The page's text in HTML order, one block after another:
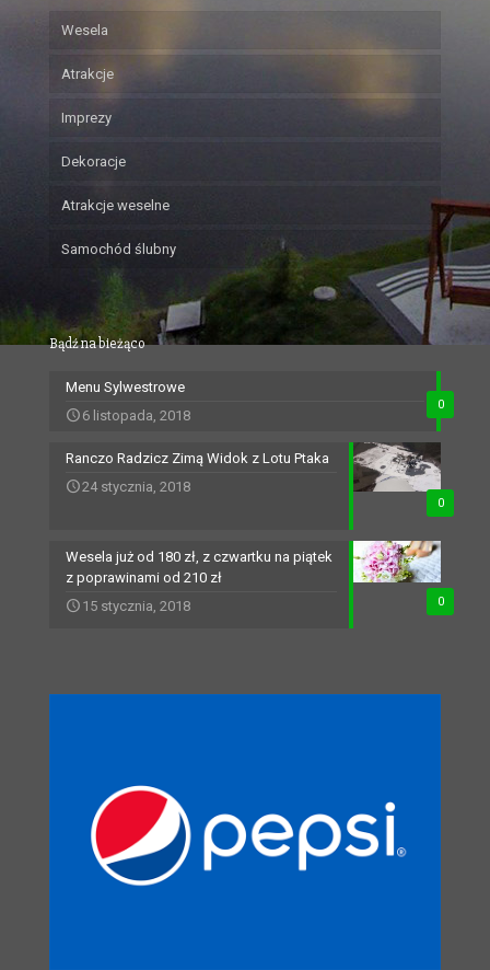
Wesela
Atrakcje
Imprezy
Dekoracje
Atrakcje weselne
Samochód ślubny
Bądź na bieżąco
0
Menu Sylwestrowe
6 listopada, 2018
0
Ranczo Radzicz Zimą Widok z Lotu Ptaka
24 stycznia, 2018
0
Wesela już od 180 zł, z czwartku na piątek
z poprawinami od 210 zł
15 stycznia, 2018